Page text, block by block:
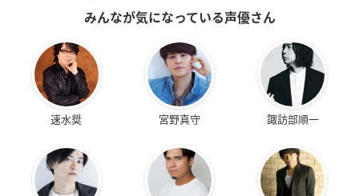
みんなが気になっている声優さん
速水奨 宮野真守 諏訪部順一